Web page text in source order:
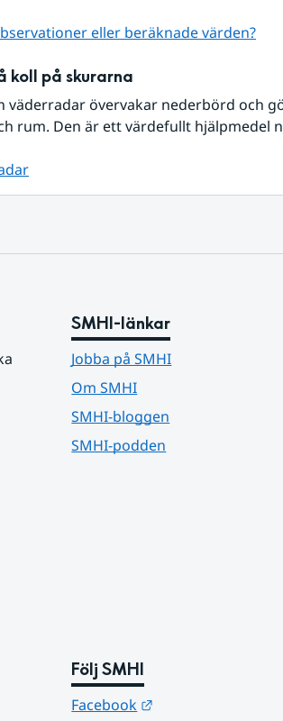
eller beräknade värden?
koll på skurarna
väderradar övervakar nederbörd och
rum. Den är ett värdefullt hjälpmedel
SMHI-länkar
Jobba på SMHI
Om SMHI
SMHI-bloggen
SMHI-podden
Följ SMHI
Facebook